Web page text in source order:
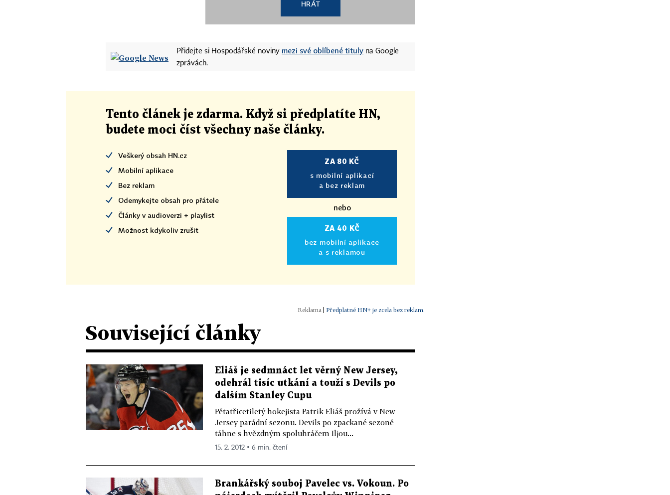
HRÁT
Přidejte si Hospodářské noviny mezi své oblíbené tituly na Google
zprávách.
Tento článek je zdarma. Když si předplatíte HN,
budete moci číst všechny naše články.
Veškerý obsah HN.cz
Mobilní aplikace
Bez reklam
Odemykejte obsah pro přátele
Články v audioverzi + playlist
Možnost kdykoliv zrušit
ZA 80 KČ
s mobilní aplikací
a bez reklam
nebo
ZA 40 KČ
bez mobilní aplikace
a s reklamou
| Předplatné HN+ je zcela bez reklam.
Související články
Eliáš je sedmnáct let věrný New Jersey,
odehrál tisíc utkání a touží s Devils po
dalším Stanley Cupu
Pětatřicetiletý hokejista Patrik Eliáš prožívá v New
Jersey parádní sezonu. Devils po zpackané sezoně
táhne s hvězdným spoluhráčem Iljou...
15. 2. 2012 ▪ 6 min. čtení
Brankářský souboj Pavelec vs. Vokoun. Po